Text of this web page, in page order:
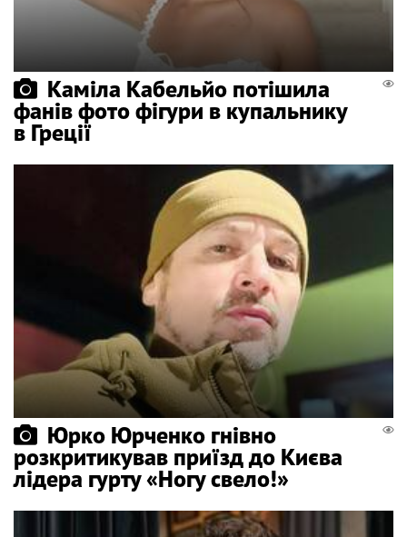
Каміла Кабельйо потішила
фанів фото фігури в купальнику
в Греції
Юрко Юрченко гнівно
розкритикував приїзд до Києва
лідера гурту «Ногу свело!»